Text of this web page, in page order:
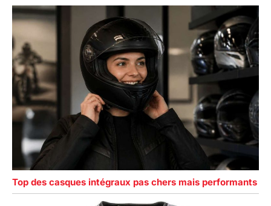
Top des casques intégraux pas chers mais performants